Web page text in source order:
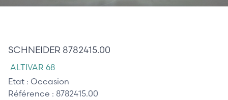
SCHNEIDER 8782415.00
ALTIVAR 68
Etat : Occasion
Référence : 8782415.00